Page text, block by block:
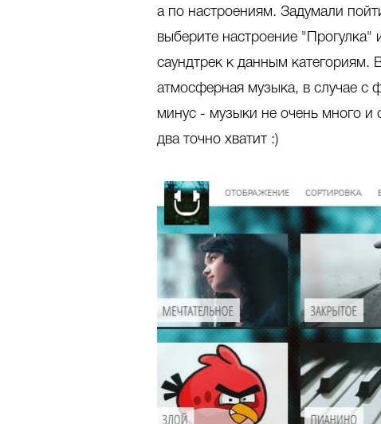
а по настроениям. Задумали
выберите настроение
саундтрек к данным категориям.
атмосферная музыка, в случае с
минус - музыки не очень много и
два точно хватит :)